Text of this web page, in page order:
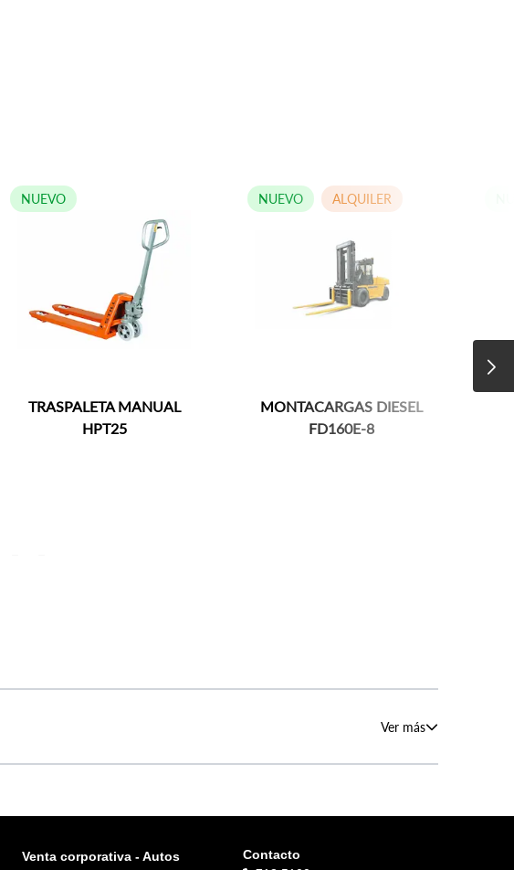
TRASPALETA MANUAL
HPT25
NUEVO
MONTACARGAS DIESEL
FD160E-8
NUEVO ALQUILER
Ver más
Venta corporativa - Autos
Contacto